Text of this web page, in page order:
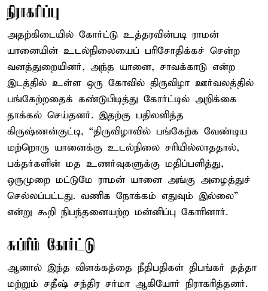
நிராகரிப்பு
அதற்கிடையில் கோர்ட்டு உத்தரவின்படி ராமன்
யானையின் உடல்நிலையைப் பரிசோதிக்கச் சென்ற
வனத்துறையினர், அந்த யானை, சாவக்காடு என்ற
இடத்தில் உள்ள ஒரு கோவில் திருவிழா ஊர்வலத்தில்
பங்கேற்றதைக் கண்டுபிடித்து கோர்ட்டில் அறிக்கை
தாக்கல் செய்தனர். இதற்கு பதிலளித்த
கிருஷ்ணன்குட்டி, “திருவிழாவில் பங்கேற்க வேண்டிய
மற்றொரு யானைக்கு உடல்நிலை சரியில்லாததால்,
பக்தர்களின் மத உணர்வுகளுக்கு மதிப்பளித்து,
ஒருமுறை மட்டுமே ராமன் யானை அங்கு அழைத்துச்
செல்லப்பட்டது. வணிக நோக்கம் எதுவும் இல்லை”
என்று கூறி நிபந்தனையற்ற மன்னிப்பு கோரினார்.
சுப்ரீம் கோர்ட்டு
ஆனால் இந்த விளக்கத்தை நீதிபதிகள் திபங்கர் தத்தா
மற்றும் சதீஷ் சந்திர சர்மா ஆகியோர் நிராகரித்தனர்.